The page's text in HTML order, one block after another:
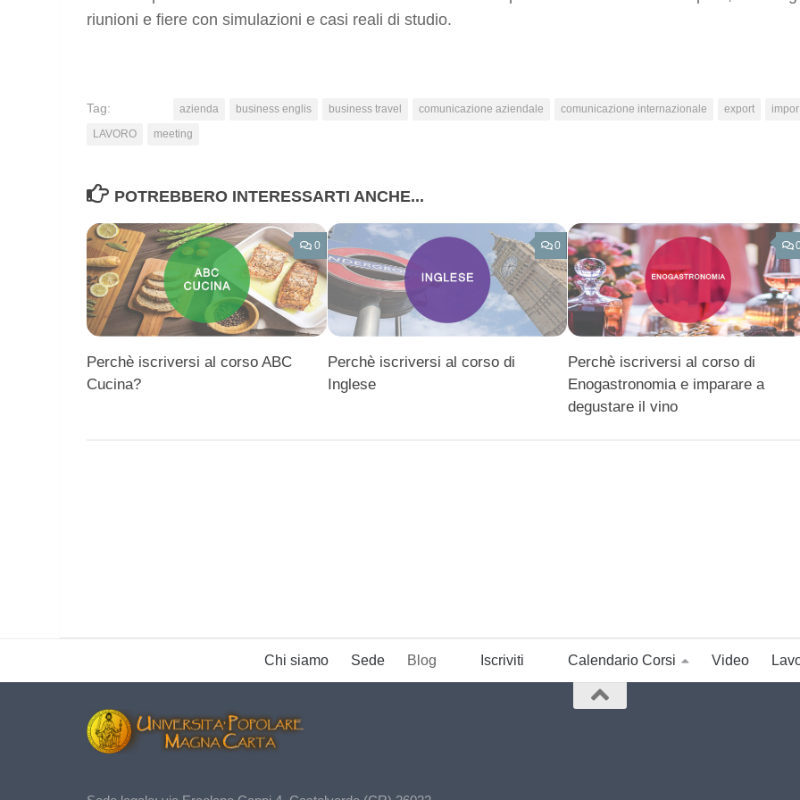
riunioni e fiere con simulazioni e casi reali di studio.
Tag: azienda business englis business travel comunicazione aziendale comunicazione internazionale export
impor
LAVORO
meeting
POTREBBERO INTERESSARTI ANCHE...
0
Perchè iscriversi al corso ABC
Cucina?
0
Perchè iscriversi al corso di
Inglese
Perchè iscriversi al corso di
Enogastronomia e imparare a
degustare il vino
Chi siamo Sede Blog Iscriviti Calendario Corsi Video